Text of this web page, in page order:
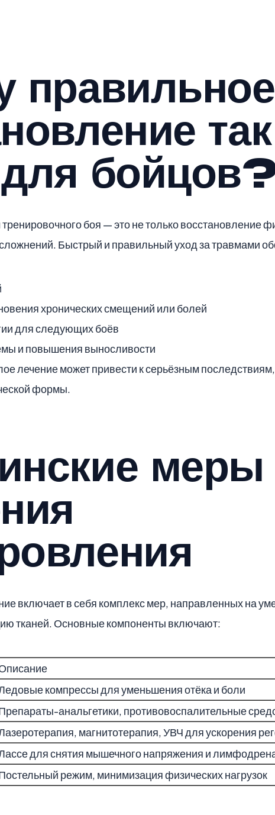
правильное
так
боя — это не только восстановление
Быстрый и правильный уход за травмами
хронических смещений или болей
для следующих боёв
и повышения выносливости
лечение может привести к серьёзным последствиям,
формы.
меры
включает в себя комплекс мер, направленных на
тканей. Основные компоненты включают:
компрессы для уменьшения отёка и боли
анальгетики, противовоспалительные
магнитотерапия, УВЧ для ускорения
для снятия мышечного напряжения и
режим, минимизация физических нагрузок